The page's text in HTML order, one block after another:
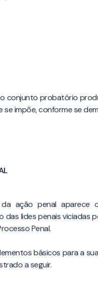
conjunto probatório
impõe, conforme se
ação penal aparece
lides penais viciadas
Penal.
básicos para a
a seguir.